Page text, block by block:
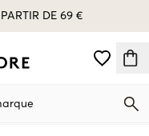
DE 69 €